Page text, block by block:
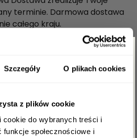
Szczegóły O plikach cookies
z plików cookie
do wybranych treści i
społecznościowe i
terminie. Darmowa dostawa
całego kraju.
są wykonane z
i należą do grupy
z różami” odbywa się za
dostawa jest możliwa tego
kontakcie telefonicznym.
darmowe.
rabat -5%
i zgarnij
zakupy!